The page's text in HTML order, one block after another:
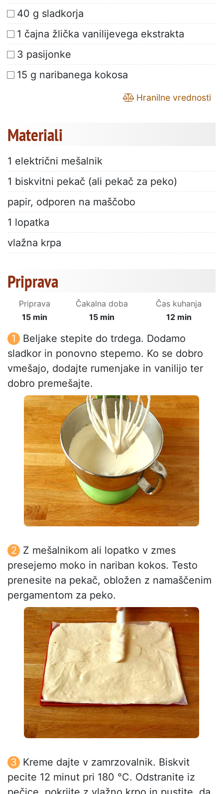
40 g sladkorja
1 čajna žlička vanilijevega ekstrakta
3 pasijonke
15 g naribanega kokosa
Hranilne vrednosti
Materiali
1 električni mešalnik
1 biskvitni pekač (ali pekač za peko)
papir, odporen na maščobo
1 lopatka
vlažna krpa
Priprava
Priprava
15 min
Čakalna doba
15 min
Čas kuhanja
12 min
Beljake stepite do trdega. Dodamo
sladkor in ponovno stepemo. Ko se dobro
vmešajo, dodajte rumenjake in vanilijo ter
dobro premešajte.
Z mešalnikom ali lopatko v zmes
presejemo moko in nariban kokos. Testo
prenesite na pekač, obložen z namaščenim
pergamentom za peko.
Kreme dajte v zamrzovalnik. Biskvit
pecite 12 minut pri 180 °C. Odstranite iz